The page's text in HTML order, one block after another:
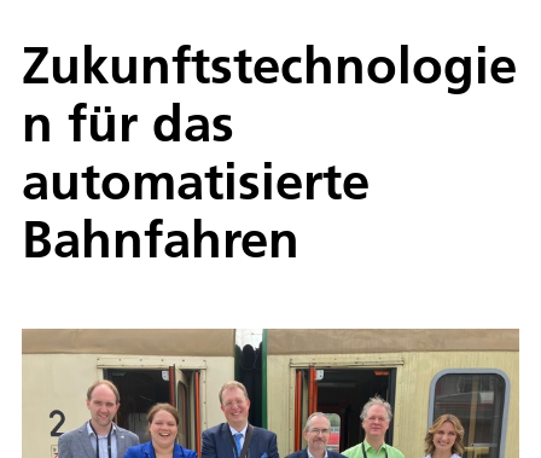
Zukunftstechnologie
n für das
automatisierte
Bahnfahren